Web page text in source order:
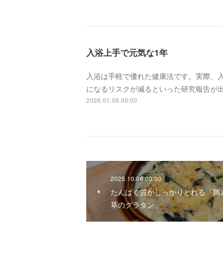
入浴上手で元気な1年
入浴は手軽で優れた健康法です。実際
になるリスクが減るといった研究報告が
2026.01.09 00:00
2025.10.06 00:00
たんぱく質がしっかりとれる「鶏
草のグラタン」